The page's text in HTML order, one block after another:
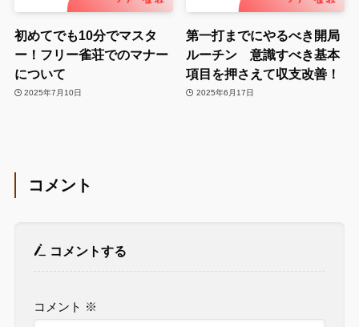
初めてでも10分でマスタ
ー！フリー雀荘でのマナー
について
2025年7月10日
第一打までにやるべき開局
ルーチン 意識すべき基本
項目を押さえて収支改善！
2025年6月17日
コメント
コメントする
コメント ※